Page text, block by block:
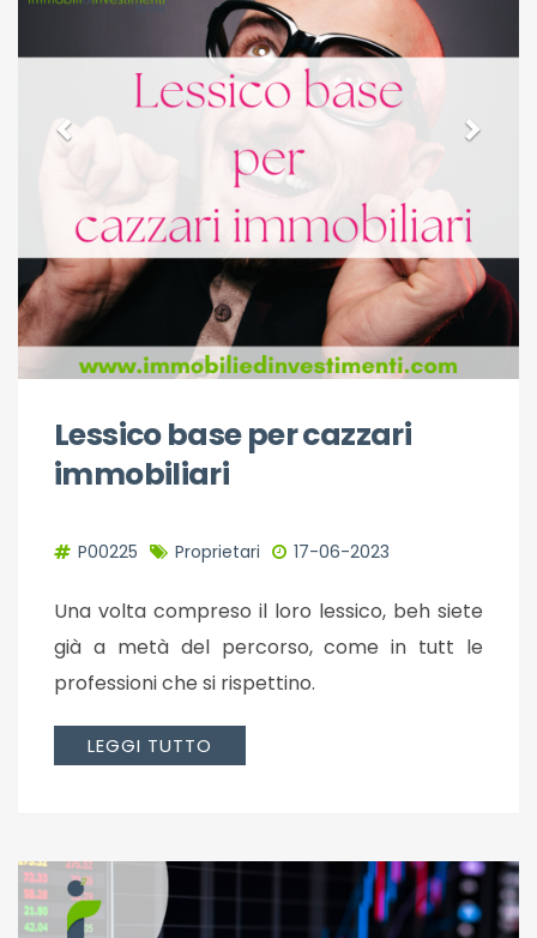
Lessico base per cazzari
immobiliari
P00225 Proprietari 17-06-2023
Una volta compreso il loro lessico, beh siete
già a metà del percorso, come in tutt le
professioni che si rispettino.
LEGGI TUTTO